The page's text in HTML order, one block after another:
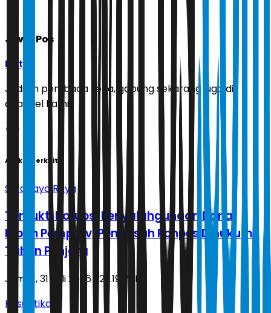
Jawa Pos
Ikuti
Jadilah pembaca setia, gabung sekarang juga di
channel kami!
Artikel Terkait
Surabaya Raya
Terbukti Korupsi Penyalahgunaan Dana
Hibah Pemprov, Pengasuh Ponpes Dihukum 1
Tahun Penjara
Jumat, 31 Juli 2026 | 23.19 WIB
Kasuistika